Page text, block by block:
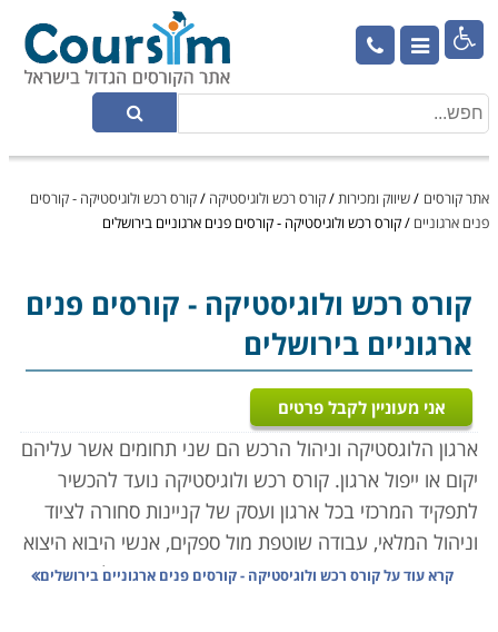

אתר קורסים /שיווק ומכירות/קורס רכש ולוגיסטיקה /קורס רכש ולוגיסטיקה - קורסים
פנים ארגוניים /קורס רכש ולוגיסטיקה - קורסים פנים ארגוניים בירושלים
קורס רכש ולוגיסטיקה - קורסים פנים
ארגוניים בירושלים
אני מעוניין לקבל פרטים
ארגון הלוגסטיקה וניהול הרכש הם שני תחומים אשר עליהם
יקום או ייפול ארגון. קורס רכש ולוגיסטיקה נועד להכשיר
לתפקיד המרכזי בכל ארגון ועסק של קניינות סחורה לציוד
וניהול המלאי, עבודה שוטפת מול ספקים, אנשי היבוא היצוא
והעובדים באופן מדויק, הדורש תיאום אחיד עם כל הגורמים
קרא עוד עלקורס רכש ולוגיסטיקה - קורסים פנים ארגוניים בירושלים